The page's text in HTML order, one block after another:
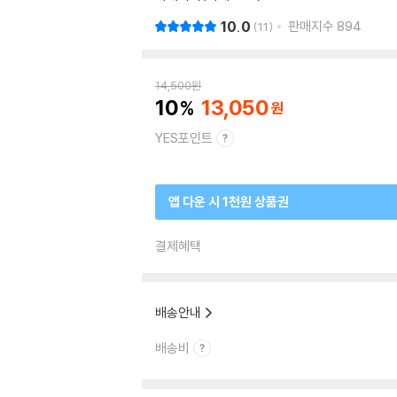
10.0 11 판매지수 894
14,500원
10 13,050
YES포인트
앱 다운 시 1천원 상품권
결제혜택
배송안내
배송비